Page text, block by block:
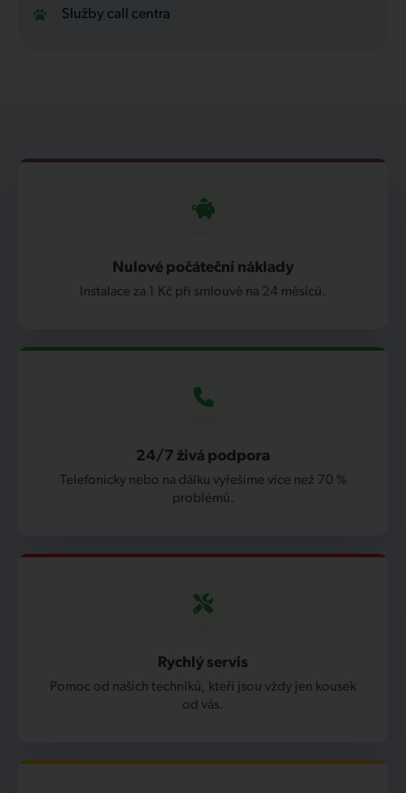
Služby call centra
Nulové počáteční náklady
Instalace za 1 Kč při smlouvě na 24 měsíců.
24/7 živá podpora
Telefonicky nebo na dálku vyřešíme více než 70 %
problémů.
Rychlý servis
Pomoc od našich techniků, kteří jsou vždy jen kousek
od vás.